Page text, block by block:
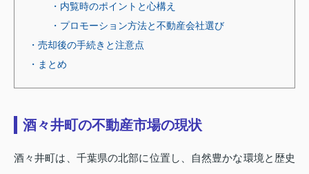
・内覧時のポイントと心構え
・プロモーション方法と不動産会社選び
・売却後の手続きと注意点
・まとめ
酒々井町の不動産市場の現状
酒々井町は、千葉県の北部に位置し、自然豊かな環境と歴史